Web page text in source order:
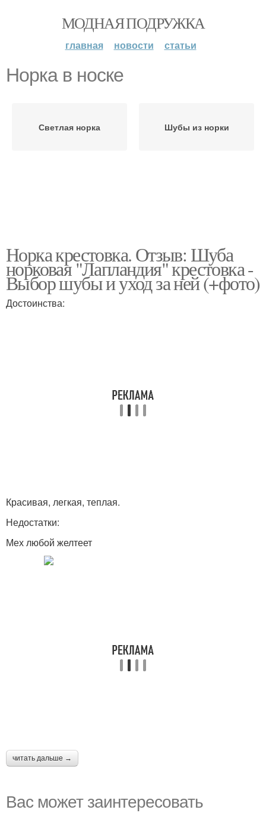
МОДНАЯ ПОДРУЖКА
главная новости статьи
Норка в носке
Светлая норка Шубы из норки
Норка крестовка. Отзыв: Шуба
норковая "Лапландия" крестовка -
Выбор шубы и уход за ней (+фото)
Достоинства:
Красивая, легкая, теплая.
Недостатки:
Мех любой желтеет
читать дальше →
Вас может заинтересовать